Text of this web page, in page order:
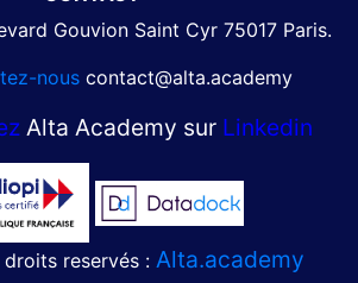
Gouvion Saint Cyr 75017 Paris.
nous contact@alta.academy
Alta Academy sur Linkedin
reservés : Alta.academy